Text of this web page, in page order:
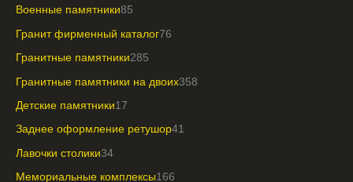
Военные памятники85
Гранит фирменный каталог76
Гранитные памятники285
Гранитные памятники на двоих358
Детские памятники17
Заднее оформление ретушор41
Лавочки столики34
Мемориальные комплексы166